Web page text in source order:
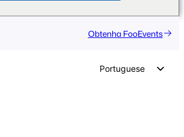
Obtenha FooEvents
Portuguese